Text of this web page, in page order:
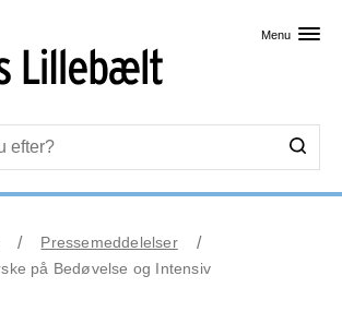
Menu
Pressemeddelelser
på Bedøvelse og Intensiv